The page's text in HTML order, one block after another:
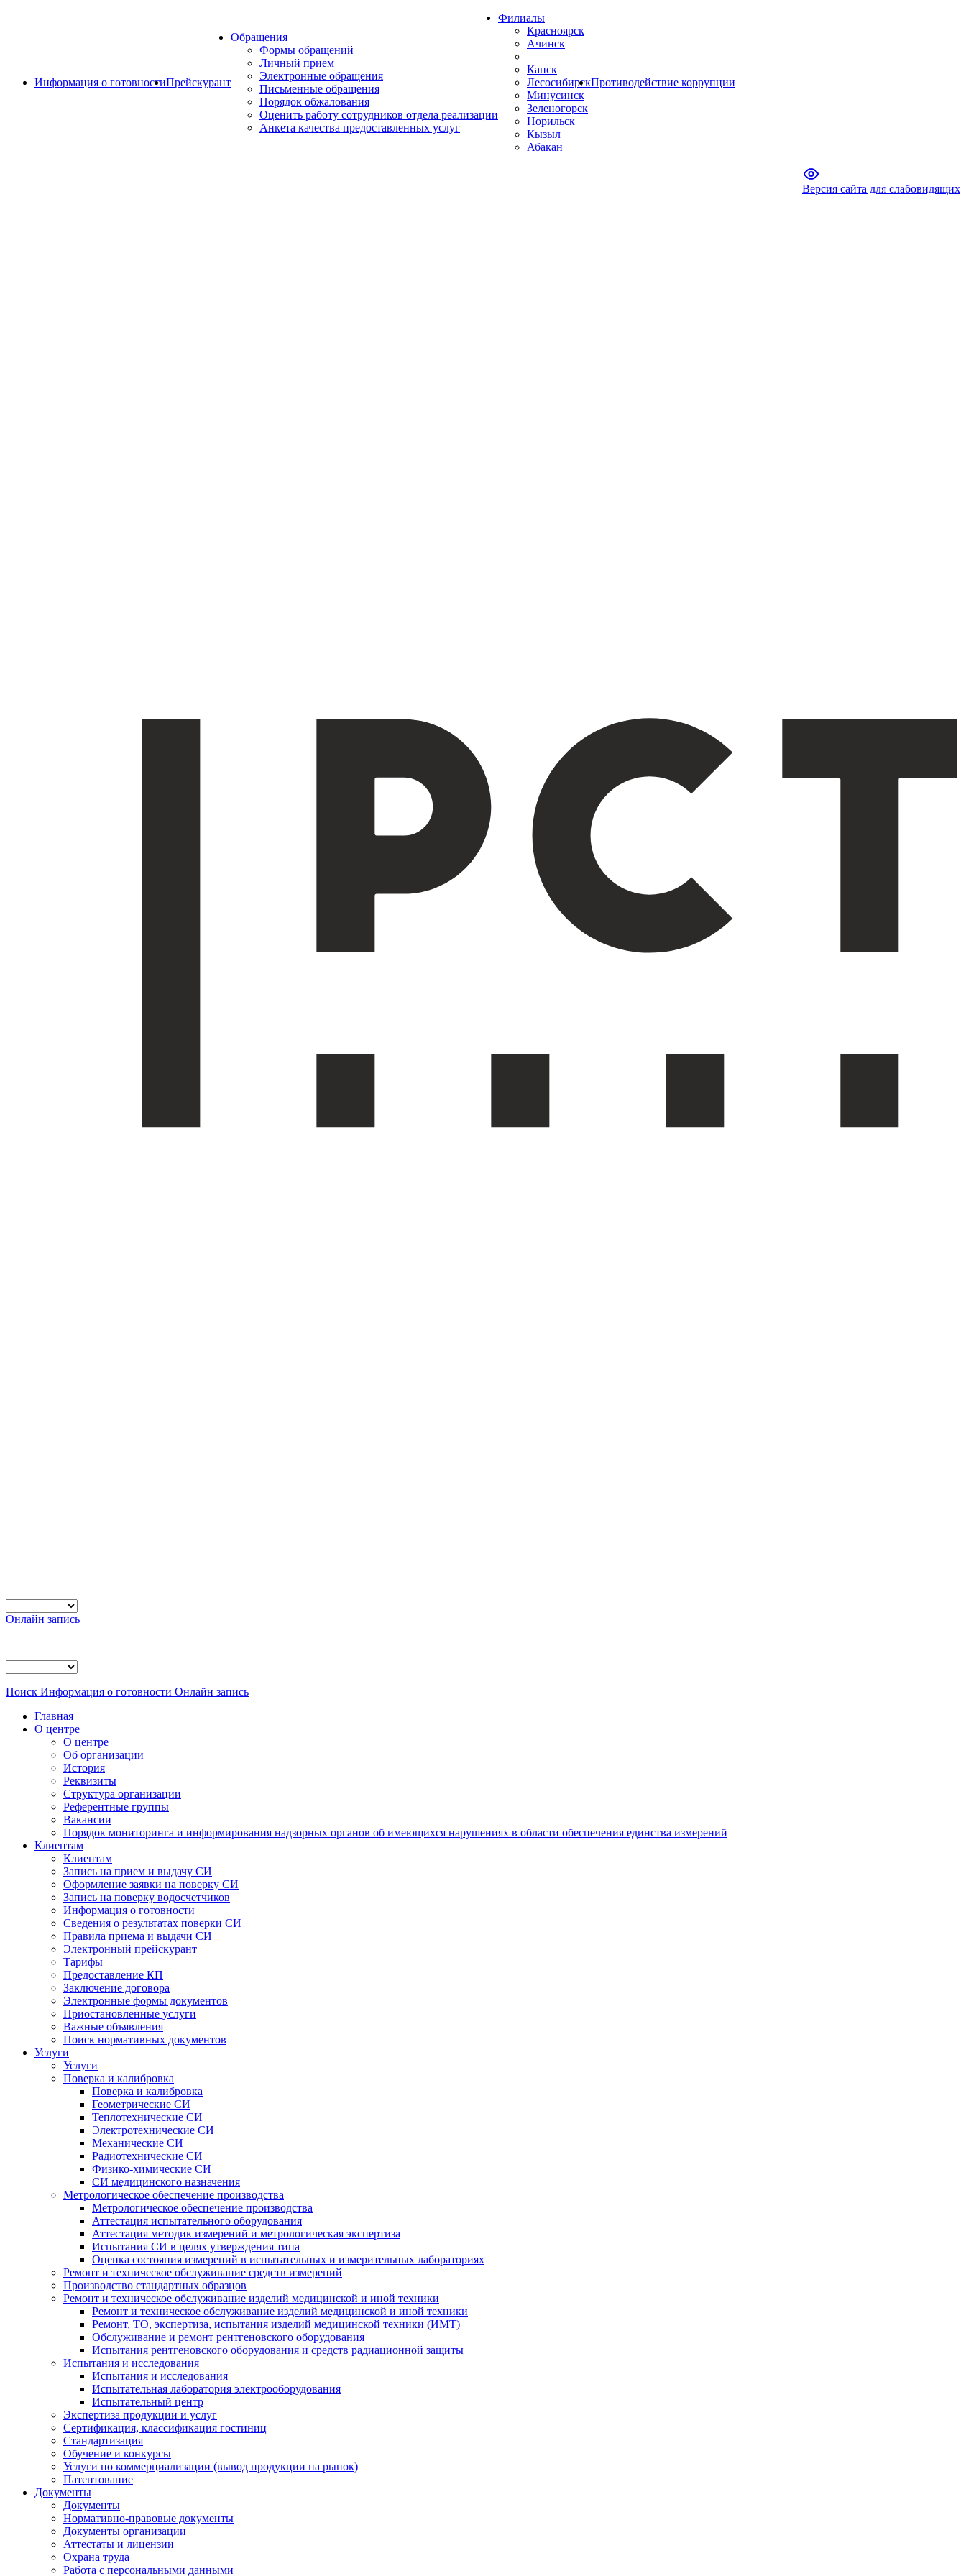
Информация о готовностиПрейскурант
Обращения
Формы обращений
Личный прием
Электронные обращения
Письменные обращения
Порядок обжалования
Оценить работу сотрудников отдела реализации
Анкета качества предоставленных услуг
Филиалы
Красноярск
Ачинск
Канск
Лесосибирск
Минусинск
Зеленогорск
Норильск
Кызыл
Абакан
Противодействие коррупции
Версия сайта для слабовидящих
Онлайн запись
Поиск Информация о готовности Онлайн запись
Главная
О центре
О центре
Об организации
История
Реквизиты
Структура организации
Референтные группы
Вакансии
Порядок мониторинга и информирования надзорных органов об имеющихся нарушениях в области обеспечения единства измерений
Клиентам
Клиентам
Запись на прием и выдачу СИ
Оформление заявки на поверку СИ
Запись на поверку водосчетчиков
Информация о готовности
Сведения о результатах поверки СИ
Правила приема и выдачи СИ
Электронный прейскурант
Тарифы
Предоставление КП
Заключение договора
Электронные формы документов
Приостановленные услуги
Важные объявления
Поиск нормативных документов
Услуги
Услуги
Поверка и калибровка
Поверка и калибровка
Геометрические СИ
Теплотехнические СИ
Электротехнические СИ
Механические СИ
Радиотехнические СИ
Физико-химические СИ
СИ медицинского назначения
Метрологическое обеспечение производства
Метрологическое обеспечение производства
Аттестация испытательного оборудования
Аттестация методик измерений и метрологическая экспертиза
Испытания СИ в целях утверждения типа
Оценка состояния измерений в испытательных и измерительных лабораториях
Ремонт и техническое обслуживание средств измерений
Производство стандартных образцов
Ремонт и техническое обслуживание изделий медицинской и иной техники
Ремонт и техническое обслуживание изделий медицинской и иной техники
Ремонт, ТО, экспертиза, испытания изделий медицинской техники (ИМТ)
Обслуживание и ремонт рентгеновского оборудования
Испытания рентгеновского оборудования и средств радиационной защиты
Испытания и исследования
Испытания и исследования
Испытательная лаборатория электрооборудования
Испытательный центр
Экспертиза продукции и услуг
Сертификация, классификация гостиниц
Стандартизация
Обучение и конкурсы
Услуги по коммерциализации (вывод продукции на рынок)
Патентование
Документы
Документы
Нормативно-правовые документы
Документы организации
Аттестаты и лицензии
Охрана труда
Работа с персональными данными